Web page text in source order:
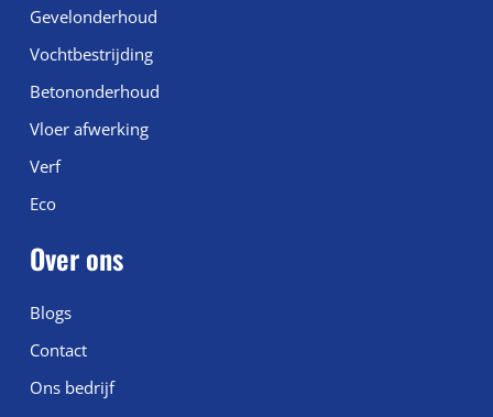
Gevelonderhoud
Vochtbestrijding
Betononderhoud
Vloer afwerking
Verf
Eco
Over ons
Blogs
Contact
Ons bedrijf